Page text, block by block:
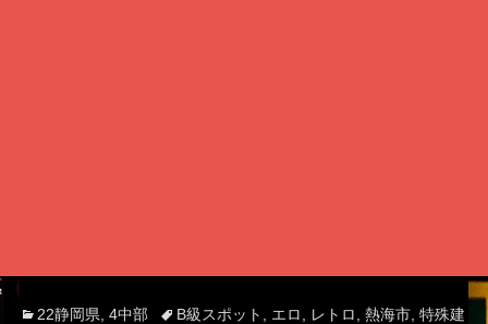
Categories
22静岡県 4中部 TagsB級スポット エロ レトロ 熱海市, 特殊建